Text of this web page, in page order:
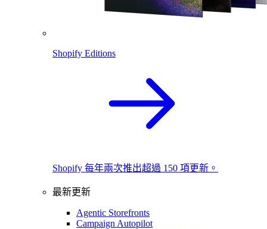
Shopify Editions
Shopify 每年兩次推出超過 150 項更新。
最新更新
Agentic Storefronts
Campaign Autopilot